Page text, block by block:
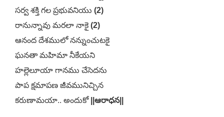
సర్వ శక్తి గల ప్రభువనియు (2)
రానున్నావు మరలా నాకై (2)
ఆనంద దేశములో నన్నుంచుటకై
ఘనతా మహిమా నీకేయని
హల్లెలూయా గానము చేసెదను
పాప క్షమాపణ జీవమునిచ్చిన
కరుణామయా.. అందుకో
||ఆరాధన||